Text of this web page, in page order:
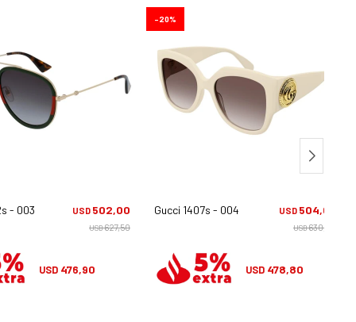
- 003 USD 502,00
USD627,50
USD 476,90
Gucci 1407s - 004 USD 504,00
USD630,00
20
USD 478,80